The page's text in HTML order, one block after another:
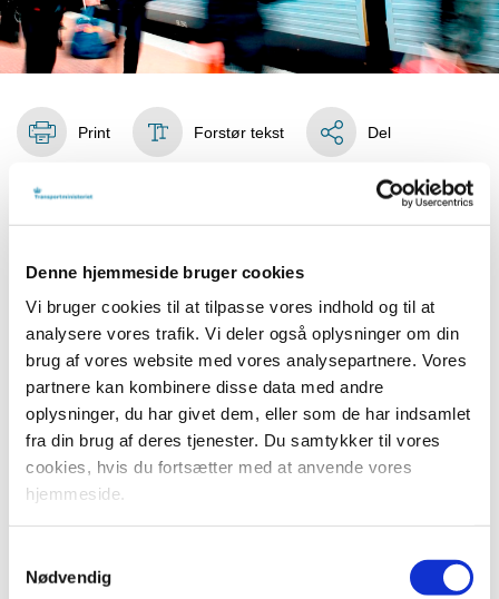
Denne hjemmeside bruger cookies
Vi bruger cookies til at tilpasse vores indhold og til at
analysere vores trafik. Vi deler også oplysninger om din
brug af vores website med vores analysepartnere. Vores
partnere kan kombinere disse data med andre
oplysninger, du har givet dem, eller som de har indsamlet
fra din brug af deres tjenester. Du samtykker til vores
cookies, hvis du fortsætter med at anvende vores
hjemmeside.
Nødvendig
Print Forstør tekst Del
Efter indstilling fra Epidemikommissionen bortfalder de
gældende coronarestriktioner på Transportministeriets
efter den 5. februar 2022 ikke længere kategoriseres som
en samfundskritisk sygdom.
- Det er en stor dag, hvor vi nu kan fjerne restriktionerne i
den kollektive transport og ved køreprøver. Heldigvis har
Omikron vist sig ikke at presse sundhedsvæsnet så
voldsomt, og derfor er Covid19 er ikke længere
klassificeret som en samfundskritisk sygdom. Det betyder,
at vi kan vende tilbage til normale tilstande bl.a. i den
afstand, når det er muligt, siger transportminister Benny